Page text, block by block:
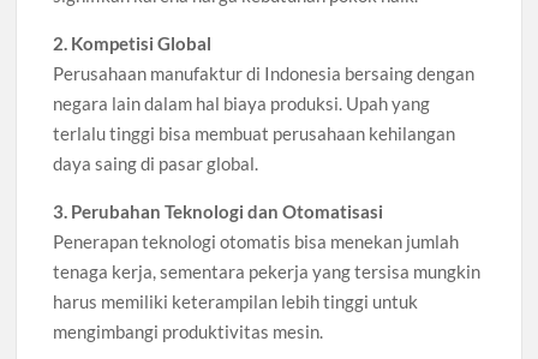
2. Kompetisi Global
Perusahaan manufaktur di Indonesia bersaing dengan
negara lain dalam hal biaya produksi. Upah yang
terlalu tinggi bisa membuat perusahaan kehilangan
daya saing di pasar global.
3. Perubahan Teknologi dan Otomatisasi
Penerapan teknologi otomatis bisa menekan jumlah
tenaga kerja, sementara pekerja yang tersisa mungkin
harus memiliki keterampilan lebih tinggi untuk
mengimbangi produktivitas mesin.